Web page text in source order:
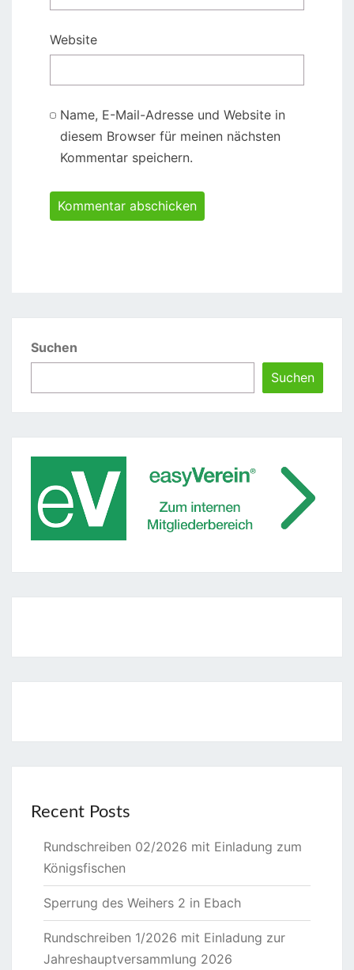
Website
Name, E-Mail-Adresse und Website in
diesem Browser für meinen nächsten
Kommentar speichern.
Suchen
Suchen
Recent Posts
Rundschreiben 02/2026 mit Einladung zum
Königsfischen
Sperrung des Weihers 2 in Ebach
Rundschreiben 1/2026 mit Einladung zur
Jahreshauptversammlung 2026